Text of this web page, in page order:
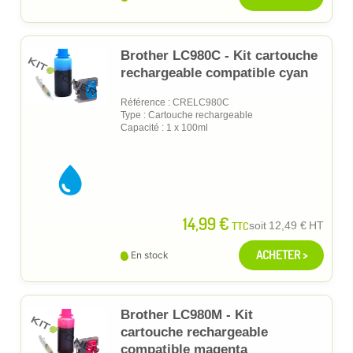
Brother LC980C - Kit cartouche
rechargeable compatible cyan
Référence : CRELC980C
Type : Cartouche rechargeable
Capacité : 1 x 100ml
14,99 € TTCsoit 12,49 € HT
En stock ACHETER >
Brother LC980M - Kit
cartouche rechargeable
compatible magenta